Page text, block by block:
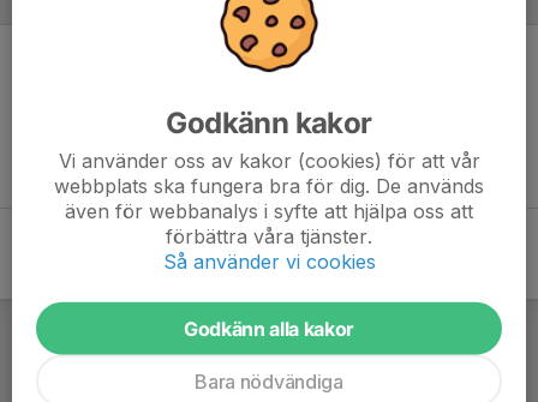
Inget referat skrivet
Godkänn kakor
Vi använder oss av kakor (cookies) för att vår
webbplats ska fungera bra för dig. De används
även för webbanalys i syfte att hjälpa oss att
förbättra våra tjänster.
Så använder vi cookies
Godkänn alla kakor
Bara nödvändiga